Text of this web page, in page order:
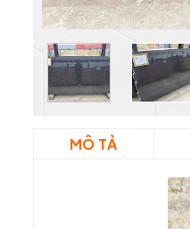
MÔ TẢ